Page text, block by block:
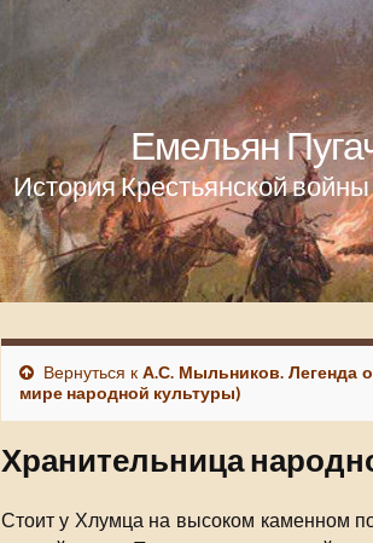
Емельян
История Крестьянской
Вернуться кА.С. Мыльников. Легенда
мире народной культуры)
Хранительница
Стоит у Хлумца на высоком каменном